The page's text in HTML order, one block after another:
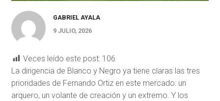
GABRIEL AYALA
9 JULIO, 2026
Veces leído este post: 106
La dirigencia de Blanco y Negro ya tiene claras las tres
prioridades de Fernando Ortiz en este mercado: un
arquero, un volante de creación y un extremo. Y los